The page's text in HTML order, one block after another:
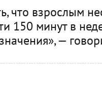
что взрослым
150 минут в
—